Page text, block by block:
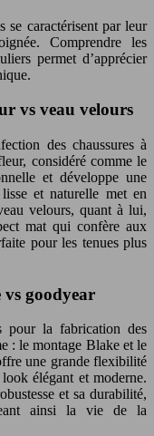
se caractérisent par leur
Comprendre les
permet d’apprécier
vs veau velours
des chaussures à
considéré comme le
et développe une
et naturelle met en
velours, quant à lui,
mat qui confère aux
pour les tenues plus
goodyear
pour la fabrication des
: le montage Blake et le
une grande flexibilité
élégant et moderne.
et sa durabilité,
ainsi la vie de la